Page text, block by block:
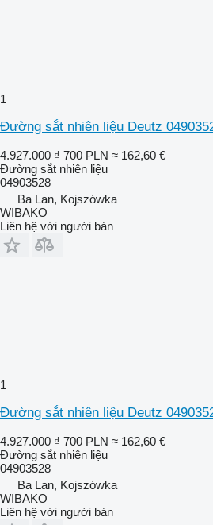
1
Đường sắt nhiên liệu Deutz
4.927.000 ₫ 700 PLN ≈ 162,60 €
Đường sắt nhiên liệu
04903528
Ba Lan, Kojszówka
WIBAKO
Liên hệ với người bán
1
Đường sắt nhiên liệu Deutz
4.927.000 ₫ 700 PLN ≈ 162,60 €
Đường sắt nhiên liệu
04903528
Ba Lan, Kojszówka
WIBAKO
Liên hệ với người bán